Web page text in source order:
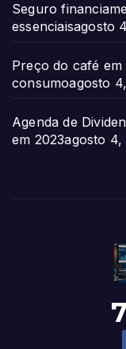
Seguro
essenciaisagosto
Preço do café
consumoagosto
Agenda de
em 2023agosto 4,